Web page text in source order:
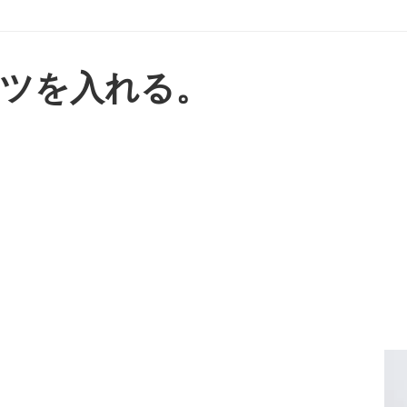
を入れる。